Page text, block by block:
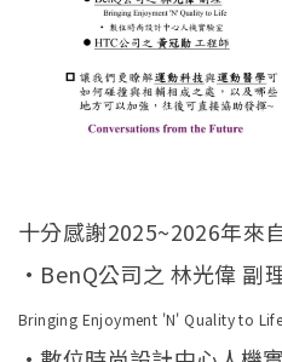
十分感謝2025~2026年來
•BenQ公司之 林光偉 副
Bringing Enjoyment 'N' Quality to Life